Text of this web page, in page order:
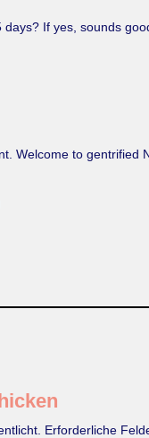
days? If yes, sounds
Welcome to gentrified
Erforderliche